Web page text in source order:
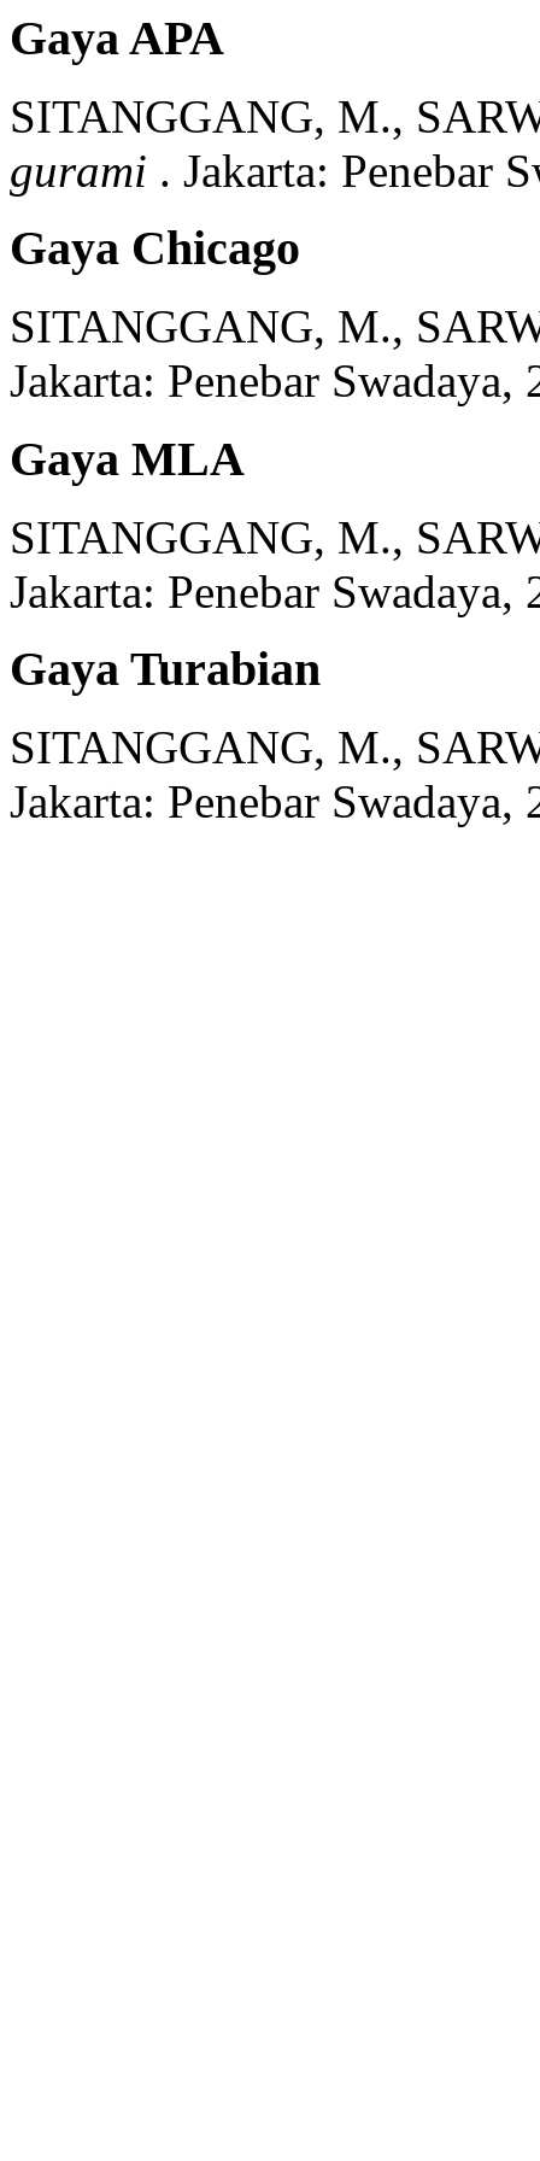
Gaya APA
SITANGGANG, M.,
gurami . Jakarta: Penebar
Gaya Chicago
SITANGGANG, M.,
Jakarta: Penebar Swadaya,
Gaya MLA
SITANGGANG, M.,
Jakarta: Penebar Swadaya,
Gaya Turabian
SITANGGANG, M.,
Jakarta: Penebar Swadaya,